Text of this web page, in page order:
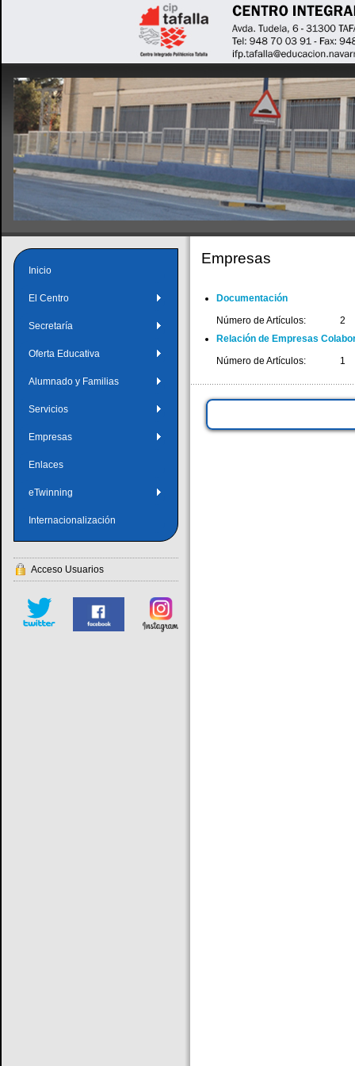
Empresas
Documentación
Número de Artículos:
2
Relación de Empresas
Número de Artículos:
1
Inicio
El Centro
Secretaría
Oferta Educativa
Alumnado y Familias
Servicios
Empresas
Enlaces
eTwinning
Internacionalización
Acceso Usuarios